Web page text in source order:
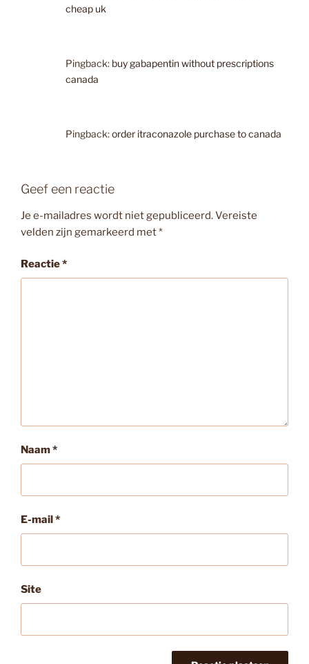
cheap uk
Pingback: buy gabapentin without prescriptions
canada
Pingback:order itraconazole purchase to canada
Geef een reactie
Je e-mailadres wordt niet gepubliceerd.Vereiste
velden zijn gemarkeerd met*
Reactie*
Naam*
E-mail *
Site